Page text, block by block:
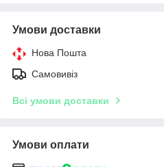
Умови доставки
Нова Пошта
Самовивіз
Всі умови доставки
Умови оплати